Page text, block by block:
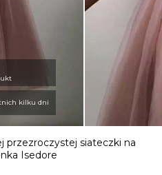
kilku dni
przezroczystej siateczki na
Isedore